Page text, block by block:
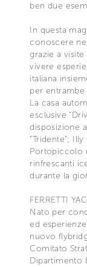
ben due
In questa
conoscere
grazie a
vivere
italiana
per entrambe
La casa
esclusive
disposizione
“Tridente”;
Portopiccolo
rinfrescanti
durante la
FERRETTI
Nato per
ed
nuovo
Comitato
Dipartimento